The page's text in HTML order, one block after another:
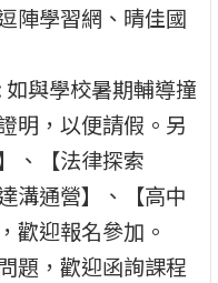
陣學習網、晴佳國
與學校暑期輔導撞
明，以便請假。另
、【法律探索
溝通營】、【高中
歡迎報名參加。
題，歡迎函詢課程